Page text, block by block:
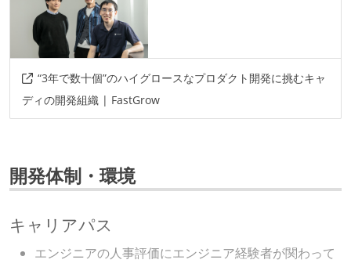
“3年で数十個”のハイグロースなプロダクト開発に挑むキャ
ディの開発組織 | FastGrow
開発体制・環境
キャリアパス
エンジニアの人事評価にエンジニア経験者が関わって